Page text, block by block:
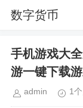
数字货币
手机游戏大
游一键下载
admin 1